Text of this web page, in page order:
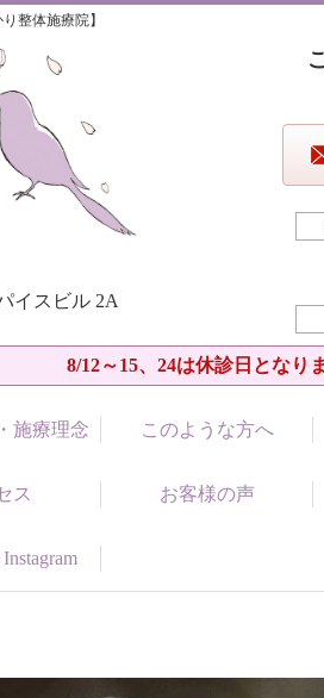
整体施療院】
イスビル 2A
8/12～15、24は休診日となり
施療理念 このような方へ
ス お客様の声